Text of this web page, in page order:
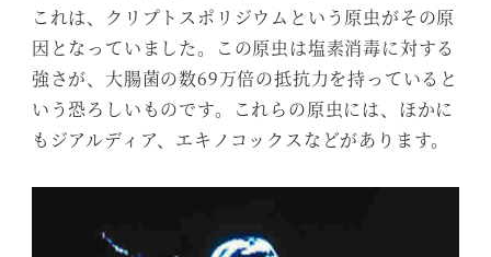
これは、クリプトスポリジウムという原虫がその原
因となっていました。この原虫は塩素消毒に対する
強さが、大腸菌の数69万倍の抵抗力を持っていると
いう恐ろしいものです。これらの原虫には、ほかに
もジアルディア、エキノコックスなどがあります。